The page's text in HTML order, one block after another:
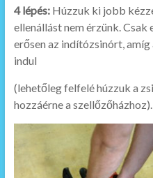
4 lépés:Húzzuk ki jobb
ellenállást nem érzünk.
erősen az indítózsinórt,
indul
(lehetőleg felfelé húzzuk a
hozzáérne a szellőzőházhoz).